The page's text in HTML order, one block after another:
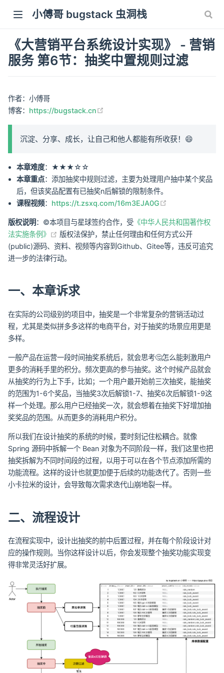
小傅哥 bugstack 虫洞栈
《大营销平台系统设计实现》 - 营销
服务 第6节：抽奖中置规则过滤
作者：小傅哥
博客： https://bugstack.cn
沉淀、分享、成长，让自己和他人都能有所收获！😄
本章难度：★★★☆☆
本章重点：添加抽奖中规则过滤，主要为处理用户抽中某个奖品
后，但该奖品配置有已抽奖n后解锁的限制条件。
课程视频： https://t.zsxq.com/16m3EJA0G
版权说明：©本项目与星球签约合作，受 《中华人民共和国著作权
法实施条例》
(opens new window)
版权法保护，禁止任何理由和任何方式公开
(public)源码、资料、视频等内容到Github、Gitee等，违反可追究
进一步的法律行动。
一、本章诉求
在实际的公司级别的项目中，抽奖是一个非常复杂的营销活动过
程，尤其是类似拼多多这样的电商平台，对于抽奖的场景应用更是
多样。
一般产品在运营一段时间抽奖系统后，就会思考🤔怎么能刺激用户
更多的消耗手里的积分。频次更高的参与抽奖。这个时候产品就会
从抽奖的行为上下手，比如；一个用户最开始前三次抽奖，能抽奖
的范围为1-6个奖品，当抽奖3次后解锁1-7、抽奖6次后解锁1-9这
样一个处理。那么用户已经抽奖一次，就会想着在抽奖下好增加抽
奖奖品的范围。从而更多的消耗用户积分。
所以我们在设计抽奖的系统的时候，要时刻记住松耦合。就像
Spring 源码中拆解一个 Bean 对象为不同阶段一样，我们这里也把
抽奖拆解为不同时间段的过程，以用于可以在各个节点添加所需的
功能流程。这样的设计也就更加便于后续的功能迭代了。否则一些
小卡拉米的设计，会导致每次需求迭代山崩地裂一样。
二、流程设计
在流程实现中，设计出抽奖的前中后置过程，并在每个阶段设计对
应的操作规则。当你这样设计以后，你会发现整个抽奖功能实现变
得非常灵活好扩展。